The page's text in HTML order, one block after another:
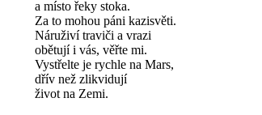
a místo řeky stoka.
Za to mohou páni kazisvěti.
Náruživí traviči a vrazi
obětují i vás, věřte mi.
Vystřelte je rychle na Mars,
dřív než zlikvidují
život na Zemi.